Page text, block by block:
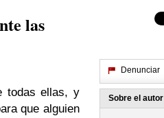
las
todas ellas, y
que alguien
Denunciar
Sobre el autor